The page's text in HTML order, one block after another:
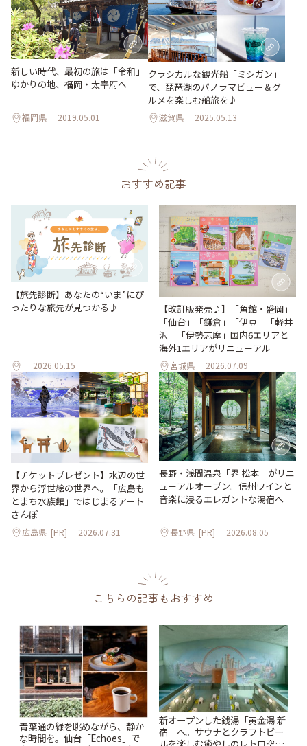
新しい時代、最初の旅は「令和」
ゆかりの地、福岡・太宰府へ
福岡県 2019.05.01
クラシカルな観光船「ミシガン」
で、琵琶湖のパノラマビュー＆グ
ルメを楽しむ船旅を♪
滋賀県 2025.05.13
おすすめ記事
【旅先診断】あなたの“いま”にぴ
ったりな旅先が見つかる♪
2026.05.15
【改訂版発売♪】「角館・盛岡」
「仙台」「鎌倉」「伊豆」「軽井
沢」「伊勢志摩」国内6エリアと
海外1エリアがリニューアル
宮城県 2026.07.09
【チケットプレゼント】水辺の世
界から浮世絵の世界へ。「広島も
とまち水族館」ではじまるアート
さんぽ
広島県 [PR] 2026.07.31
長野・浅間温泉「界 松本」がリニ
ューアルオープン。信州ワインと
音楽に浸るエレガントな湯宿へ
長野県 [PR] 2026.08.05
こちらの記事もおすすめ
青葉通の緑を眺めながら、静か
な時間を。仙台「Echoes」で
新オープンした銭湯「黄金湯 新
宿」へ。サウナとクラフトビー
ルを楽しむ癒やしのレトロ空間